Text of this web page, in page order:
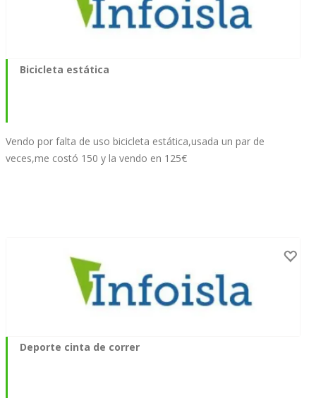
Bicicleta estática
Vendo por falta de uso bicicleta estática,usada un par de
veces,me costó 150 y la vendo en 125€
Deporte cinta de correr